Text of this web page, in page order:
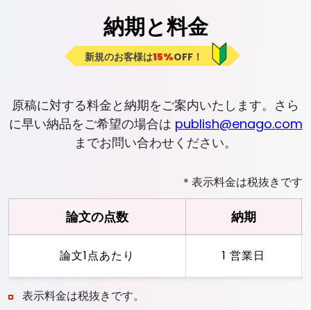
納期と料金
新規のお客様は15%OFF！
原稿に対する料金と納期をご案内いたします。さら
に早い納品をご希望の場合は publish@enago.com
までお問い合わせください。
＊表示料金は税抜きです
論文の点数 納期
論文1点あたり 1 営業日
表示料金は税抜きです。